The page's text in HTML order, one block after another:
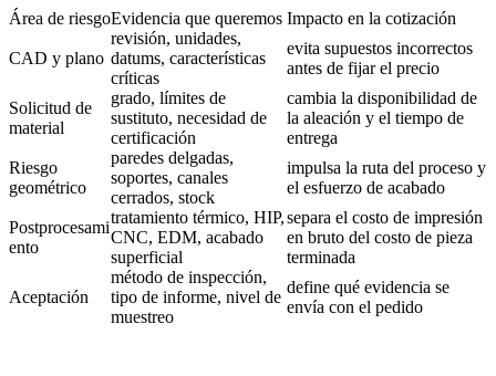
Área de riesgoEvidencia que queremos Impacto en la cotización
CAD y plano
revisión, unidades,
datums, características
críticas
evita supuestos incorrectos
antes de fijar el precio
Solicitud de
material
grado, límites de
sustituto, necesidad de
certificación
cambia la disponibilidad de
la aleación y el tiempo de
entrega
Riesgo
geométrico
paredes delgadas,
soportes, canales
cerrados, stock
impulsa la ruta del proceso y
el esfuerzo de acabado
Postprocesami
ento
tratamiento térmico, HIP,
CNC, EDM, acabado
superficial
separa el costo de impresión
en bruto del costo de pieza
terminada
Aceptación
método de inspección,
tipo de informe, nivel de
muestreo
define qué evidencia se
envía con el pedido